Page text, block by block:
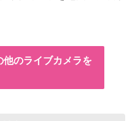
のライブカメラを